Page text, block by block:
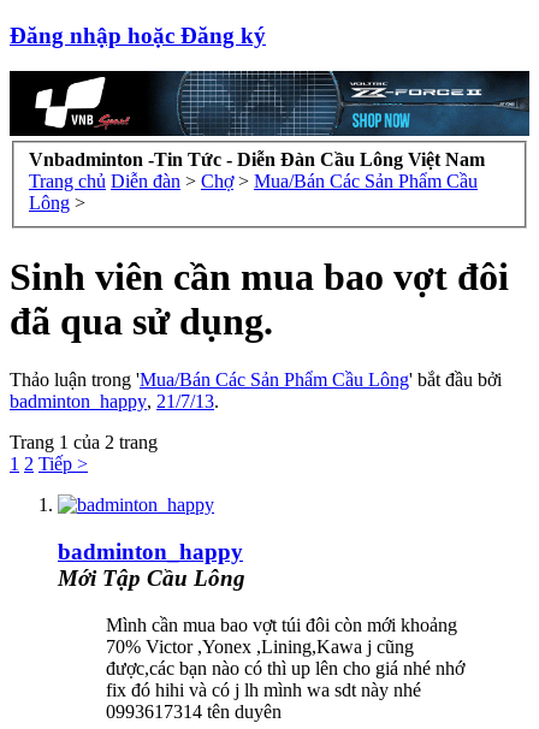
Đăng nhập hoặc Đăng ký
Vnbadminton -Tin Tức - Diễn Đàn Cầu Lông Việt Nam
Trang chủ Diễn đàn > Chợ > Mua/Bán Các Sản Phẩm Cầu
Lông >
Sinh viên cần mua bao vợt đôi
đã qua sử dụng.
Thảo luận trong 'Mua/Bán Các Sản Phẩm Cầu Lông' bắt đầu bởi
badminton_happy, 21/7/13.
Trang 1 của 2 trang
1 2 Tiếp >
badminton_happy
Mới Tập Cầu Lông
Mình cần mua bao vợt túi đôi còn mới khoảng
70% Victor ,Yonex ,Lining,Kawa j cũng
được,các bạn nào có thì up lên cho giá nhé nhớ
fix đó hihi và có j lh mình wa sdt này nhé
0993617314 tên duyên